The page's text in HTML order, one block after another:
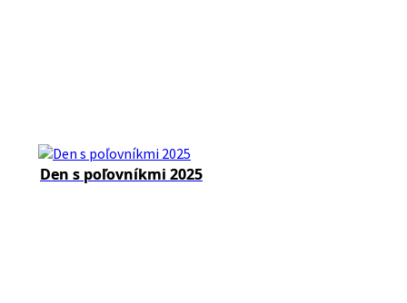
Den s poľovníkmi 2025